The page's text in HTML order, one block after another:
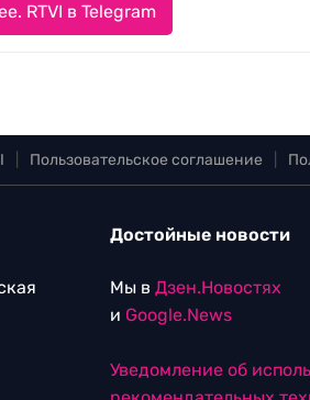
RTVI в Telegram
Пользовательское соглашение
Достойные новости
Мы в Дзен.Новостях
и Google.News
Уведомление об